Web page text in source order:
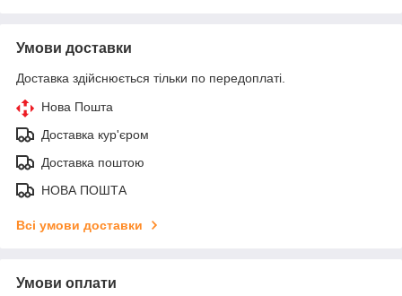
Умови доставки
Доставка здійснюється тільки по передоплаті.
Нова Пошта
Доставка кур'єром
Доставка поштою
НОВА ПОШТА
Всі умови доставки
Умови оплати